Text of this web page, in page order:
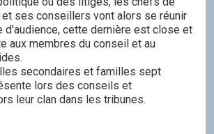
et ses conseillers vont alors se réunir
d'audience, cette dernière est close et
aux membres du conseil et au
secondaires et familles sept
lors des conseils et
leur clan dans les tribunes.